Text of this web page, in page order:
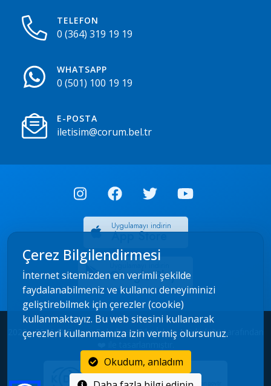
TELEFON
0 (364) 319 19 19
WHATSAPP
0 (501) 100 19 19
E-POSTA
iletisim@corum.bel.tr
Uygulamayı indirin
App Store
Google Play
2022 - 2026 © Çorum Belediyesi Bilgi İşlem Müdürlüğü tarafından
Çerez Bilgilendirmesi
İnternet sitemizden en verimli şekilde
faydalanabilmeniz ve kullanıcı deneyiminizi
geliştirebilmek için çerezler (cookie)
kullanmaktayız. Bu web sitesini kullanarak
çerezleri kullanmamıza izin vermiş olursunuz.
Okudum, anladım